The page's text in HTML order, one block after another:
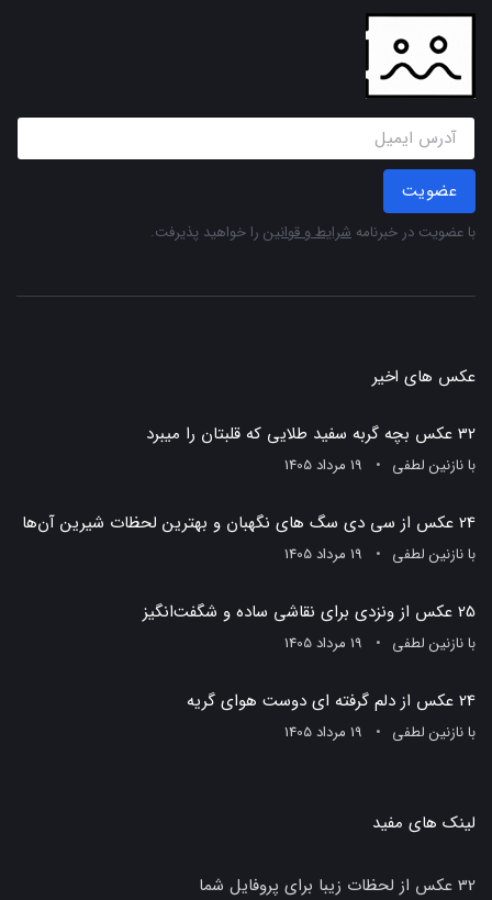
عضویت
با عضویت در خبرنامه شرایط و قوانین را خواهید پذیرفت.
عکس های اخیر
32 عکس بچه گربه سفید طلایی که قلبتان را میبرد
بانازنین لطفی 19 مرداد 1405
24 عکس از سی دی سگ های نگهبان و بهترین لحظات شیرین آن‌ها
بانازنین لطفی 19 مرداد 1405
25 عکس از ونزدی برای نقاشی ساده و شگفت‌انگیز
بانازنین لطفی 19 مرداد 1405
24 عکس از دلم گرفته ای دوست هوای گریه
بانازنین لطفی 19 مرداد 1405
لینک های مفید
32 عکس از لحظات زیبا برای پروفایل شما